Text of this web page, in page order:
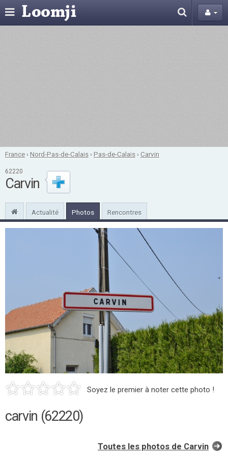
France ›Nord-Pas-de-Calais ›Pas-de-Calais ›Carvin
62220
Carvin
Actualité Photos Rencontres
Soyez le premier à noter cette photo !
carvin (62220)
Toutes les photos de Carvin